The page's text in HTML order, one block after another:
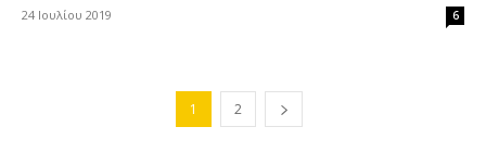
24 Ιουλίου 2019 6
1 2